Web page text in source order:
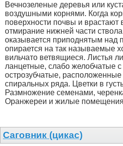
Вечнозеленые деревья или
воздушными корнями. Когда
поверхности почвы и врастают
отмирание нижней части
оказывается приподнятым над
опирается на так называемые
вильчато ветвящиеся. Листья
ланцетные, слабо желобчатые
острозубчатые,
спиральных ряда. Цветки в
Размножение семенами,
Оранжереи и жилые
Саговник (цикас)